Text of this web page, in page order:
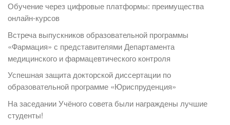
Обучение через цифровые платформы: преимущества
онлайн-курсов
Встреча выпускников образовательной программы
«Фармация» с представителями Департамента
медицинского и фармацевтического контроля
Успешная защита докторской диссертации по
образовательной программе «Юриспруденция»
На заседании Учёного совета были награждены лучшие
студенты!